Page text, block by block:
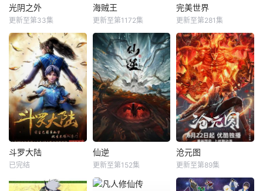
光阴之外
更新至第33集
海贼王
更新至第1172集
完美世界
更新至第281集
斗罗大陆
已完结
仙逆
更新至第152集
沧元图
更新至第89集